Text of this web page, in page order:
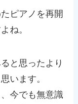
ピアノを再開
ね。
と思ったより
います。
今でも無意識